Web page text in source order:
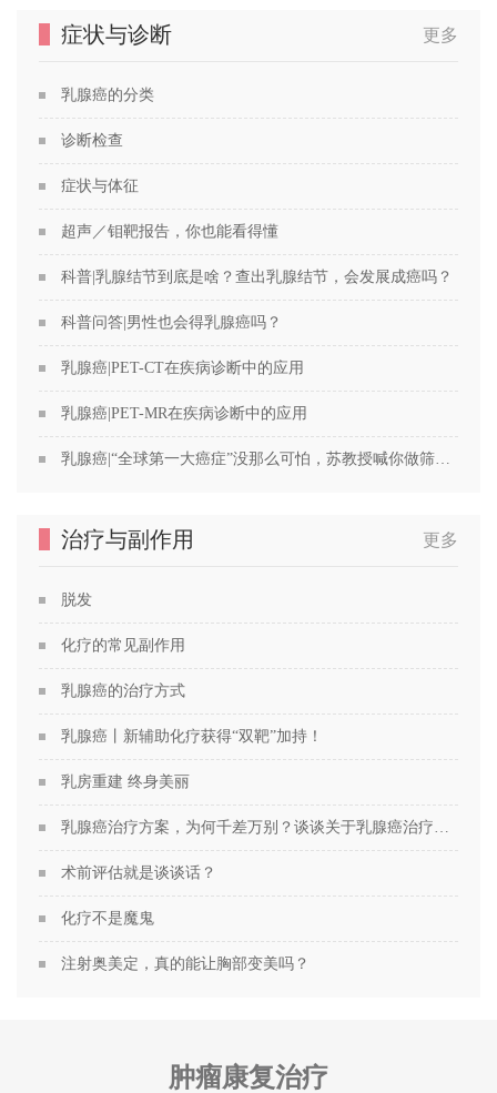
症状与诊断 更多
乳腺癌的分类
诊断检查
症状与体征
超声／钼靶报告，你也能看得懂
科普|乳腺结节到底是啥？查出乳腺结节，会发展成癌吗？
科普问答|男性也会得乳腺癌吗？
乳腺癌|PET-CT在疾病诊断中的应用
乳腺癌|PET-MR在疾病诊断中的应用
治疗与副作用 更多
脱发
化疗的常见副作用
乳腺癌的治疗方式
乳腺癌丨新辅助化疗获得“双靶”加持！
乳房重建 终身美丽
术前评估就是谈谈话？
化疗不是魔鬼
注射奥美定，真的能让胸部变美吗？
肿瘤康复治疗